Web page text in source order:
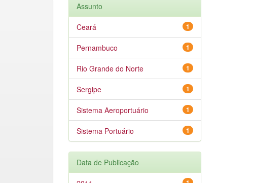
Assunto
1
Ceará
1
Pernambuco
1
Rio Grande do Norte
1
Sergipe
1
Sistema Aeroportuário
1
Sistema Portuário
Data de Publicação